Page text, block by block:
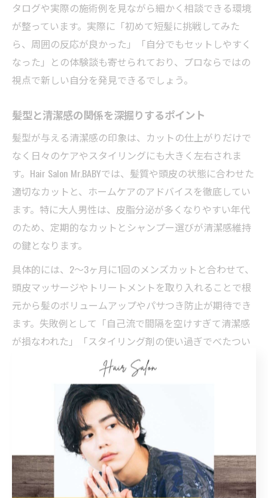
タログや実際の施術例を見ながら細かく相談できる環境
が整っています。実際に「初めて短髪に挑戦してみた
ら、周囲の反応が良かった」「自分でもセットしやすく
なった」との体験談も寄せられており、プロならではの
視点で新しい自分を発見できるでしょう。
髪型と清潔感の関係を深掘りするポイント
髪型が与える清潔感の印象は、カットの仕上がりだけで
なく日々のケアやスタイリングにも大きく左右されま
す。Hair Salon Mr.BABYでは、髪質や頭皮の状態に合わせた
適切なカットと、ホームケアのアドバイスを徹底してい
ます。特に大人男性は、皮脂分泌が多くなりやすい年代
のため、定期的なカットとシャンプー選びが清潔感維持
の鍵となります。
具体的には、2～3ヶ月に1回のメンズカットと合わせて、
頭皮マッサージやトリートメントを取り入れることで根
元から髪のボリュームアップやパサつき防止が期待でき
ます。失敗例として「自己流で間隔を空けすぎて清潔感
が損なわれた」「スタイリング剤の使い過ぎでべたつい
た印象になった」などがあり、正しい知識とプロのサポ
ートが大切です。自分に合ったケア方法を見つけ、髪型
と清潔感を両立させましょう。
悩みに寄り添うメンズカットが自信
を育む理由